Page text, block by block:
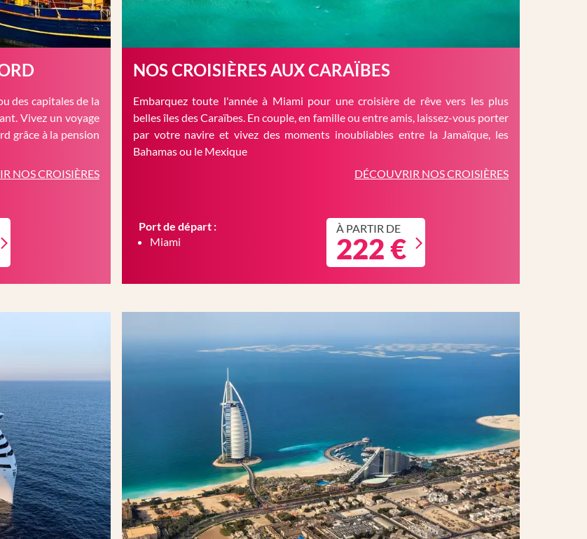
des capitales de la
Vivez un voyage
grâce à la pension
NOS CROISIÈRES
NOS CROISIÈRES AUX CARAÏBES
Embarquez toute l'année à Miami pour une croisière de rêve vers les plus
belles îles des Caraïbes. En couple, en famille ou entre amis, laissez-vous porter
par votre navire et vivez des moments inoubliables entre la Jamaïque, les
Bahamas ou le Mexique
DÉCOUVRIR NOS CROISIÈRES
Port de départ :
Miami
À PARTIR DE
222 €